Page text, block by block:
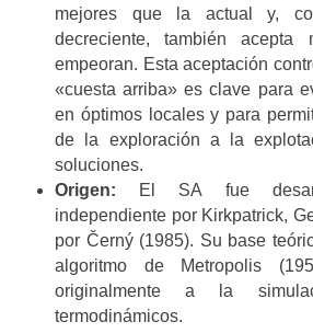
mejores que la actual y,
decreciente, también acepta
empeoran. Esta aceptación
«cuesta arriba» es clave para
en óptimos locales y para
de la exploración a la
soluciones.
Origen: El SA fue
independiente por Kirkpatrick,
por Černý (1985). Su base
algoritmo de Metropolis
originalmente a la
termodinámicos.